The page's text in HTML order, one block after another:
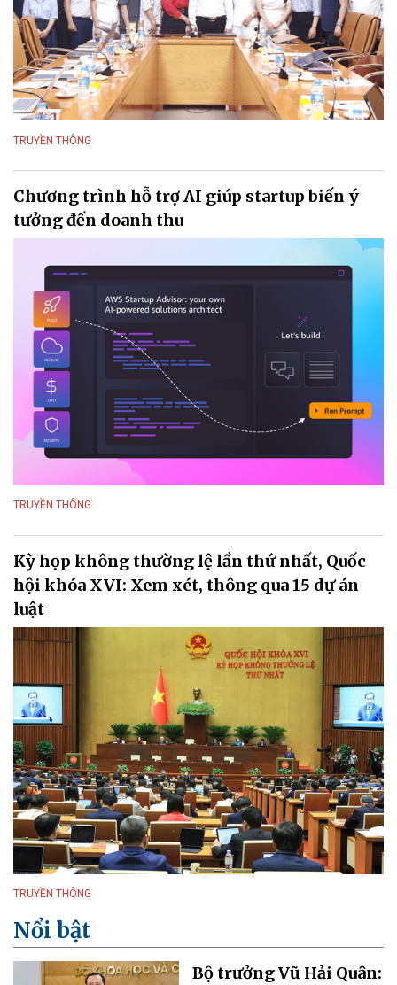
TRUYỀN THÔNG
Chương trình hỗ trợ AI giúp startup biến ý
tưởng đến doanh thu
TRUYỀN THÔNG
Kỳ họp không thường lệ lần thứ nhất, Quốc
hội khóa XVI: Xem xét, thông qua 15 dự án
luật
TRUYỀN THÔNG
Nổi bật
Bộ trưởng Vũ Hải Quân: